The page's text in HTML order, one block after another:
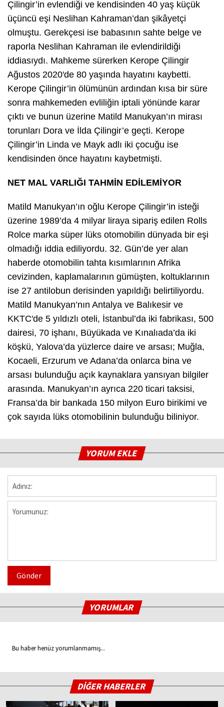
Çilingir’in evlendiği ve kendisinden 40 yaş küçük
üçüncü eşi Neslihan Kahraman’dan şikâyetçi
olmuştu. Gerekçesi ise babasının sahte belge ve
raporla Neslihan Kahraman ile evlendirildiği
iddiasıydı. Mahkeme sürerken Kerope Çilingir
Ağustos 2020'de 80 yaşında hayatını kaybetti.
Kerope Çilingir’in ölümünün ardından kısa bir süre
sonra mahkemeden evliliğin iptali yönünde karar
çıktı ve bunun üzerine Matild Manukyan’ın mirası
torunları Dora ve İlda Çilingir’e geçti. Kerope
Çilingir’in Linda ve Mayk adlı iki çocuğu ise
kendisinden önce hayatını kaybetmişti.
NET MAL VARLIĞI TAHMİN EDİLEMİYOR
Matild Manukyan’ın oğlu Kerope Çilingir’in isteği
üzerine 1989’da 4 milyar liraya sipariş edilen Rolls
Rolce marka süper lüks otomobilin dünyada bir eşi
olmadığı iddia ediliyordu. 32. Gün’de yer alan
haberde otomobilin tahta kısımlarının Afrika
cevizinden, kaplamalarının gümüşten, koltuklarının
ise 27 antilobun derisinden yapıldığı belirtiliyordu.
Matild Manukyan’nın Antalya ve Balıkesir ve
KKTC'de 5 yıldızlı oteli, İstanbul’da iki fabrikası, 500
dairesi, 70 işhanı, Büyükada ve Kınalıada’da iki
köşkü, Yalova’da yüzlerce daire ve arsası; Muğla,
Kocaeli, Erzurum ve Adana’da onlarca bina ve
arsası bulunduğu açık kaynaklara yansıyan bilgiler
arasında. Manukyan’ın ayrıca 220 ticari taksisi,
Fransa’da bir bankada 150 milyon Euro birikimi ve
çok sayıda lüks otomobilinin bulunduğu biliniyor.
YORUM EKLE
Gönder
YORUMLAR
Bu haber henüz yorumlanmamış...
DİĞER HABERLER